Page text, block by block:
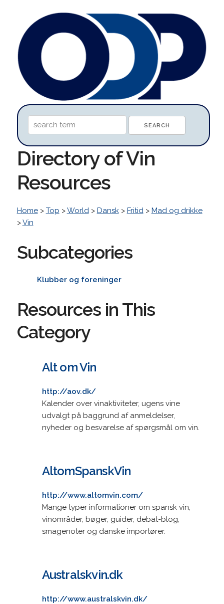
Directory of Vin
Resources
Home> Top >World> Dansk> Fritid> Mad og drikke
>Vin
Subcategories
Klubber og foreninger
Resources in This
Category
Alt om Vin
http://aov.dk/
Kalender over vinaktiviteter, ugens vine
udvalgt på baggrund af anmeldelser,
nyheder og besvarelse af spørgsmål om vin.
AltomSpanskVin
http://www.altomvin.com/
Mange typer informationer om spansk vin,
vinområder, bøger, guider, debat-blog,
smagenoter og danske importører.
Australskvin.dk
http://www.australskvin.dk/